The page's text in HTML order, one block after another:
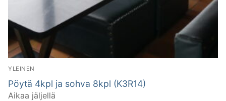
YLEINEN
Pöytä 4kpl ja sohva 8kpl (K3R14)
Aikaa jäljellä